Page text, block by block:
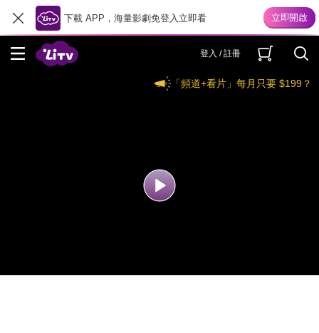
下載 APP，海量影劇免登入立即看
登入 / 註冊
「頻道+看片」每月只要 $199？